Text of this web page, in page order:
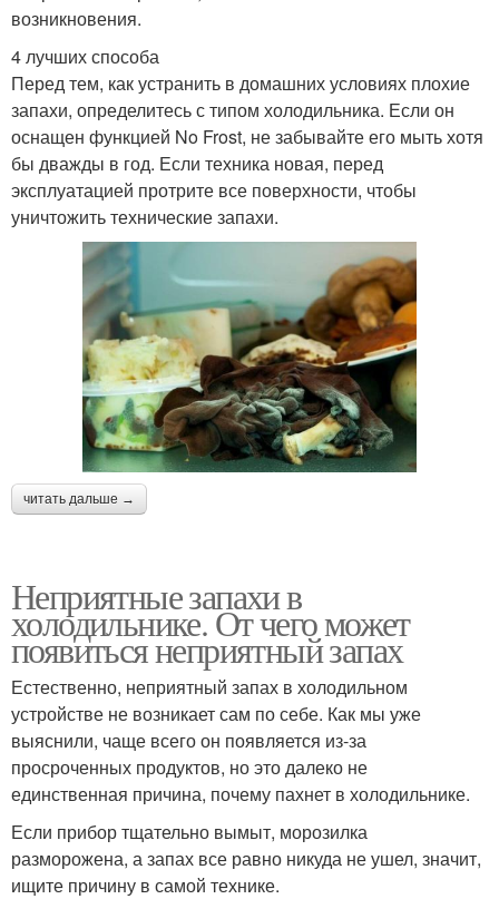
возникновения.
4 лучших способа
Перед тем, как устранить в домашних условиях плохие
запахи, определитесь с типом холодильника. Если он
оснащен функцией No Frost, не забывайте его мыть хотя
бы дважды в год. Если техника новая, перед
эксплуатацией протрите все поверхности, чтобы
уничтожить технические запахи.
читать дальше →
Неприятные запахи в
холодильнике. От чего может
появиться неприятный запах
Естественно, неприятный запах в холодильном
устройстве не возникает сам по себе. Как мы уже
выяснили, чаще всего он появляется из-за
просроченных продуктов, но это далеко не
единственная причина, почему пахнет в холодильнике.
Если прибор тщательно вымыт, морозилка
разморожена, а запах все равно никуда не ушел, значит,
ищите причину в самой технике.